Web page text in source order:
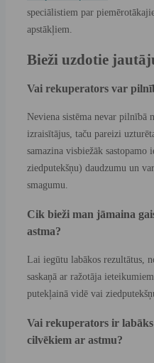
speciālistiem par
apstākļiem.
Bieži uzdotie
Vai rekuperators var
Neviena sistēma nevar pilnībā
izraisītājus, taču pareizi
samazina visbiežāk
ziedputekšņu) daudzumu un
smagumu.
Cik bieži man jāmaina
astma?
Lai iegūtu labākos rezultātus,
saskaņā ar ražotāja
putekļainā vidē vai
Vai rekuperators ir
cilvēkiem ar astmu?